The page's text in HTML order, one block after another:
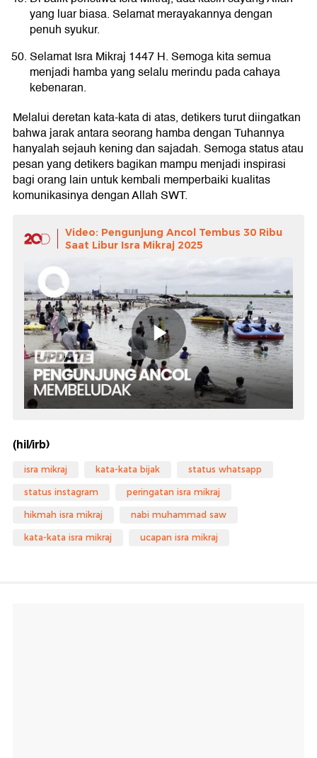
yang luar biasa. Selamat merayakannya dengan
penuh syukur.
Selamat Isra Mikraj 1447 H. Semoga kita semua
menjadi hamba yang selalu merindu pada cahaya
kebenaran.
Melalui deretan kata-kata di atas, detikers turut diingatkan
bahwa jarak antara seorang hamba dengan Tuhannya
hanyalah sejauh kening dan sajadah. Semoga status atau
pesan yang detikers bagikan mampu menjadi inspirasi
bagi orang lain untuk kembali memperbaiki kualitas
komunikasinya dengan Allah SWT.
Video: Pengunjung Ancol Tembus 30 Ribu
Saat Libur Isra Mikraj 2025
(hil/irb)
isra mikraj kata-kata bijak status whatsapp
status instagram peringatan isra mikraj
hikmah isra mikraj nabi muhammad saw
kata-kata isra mikraj ucapan isra mikraj